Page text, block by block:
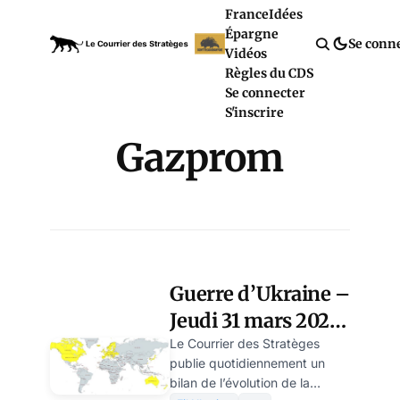
FranceIdées
Épargne
Vidéos
Règles du CDS
Se connecter
S'inscrire
Se
Gazprom
Guerre d’Ukraine –
Jeudi 31 mars 2022
– Jour 36 – fin de
journée
Le Courrier des Stratèges
publie quotidiennement un
bilan de l’évolution de la